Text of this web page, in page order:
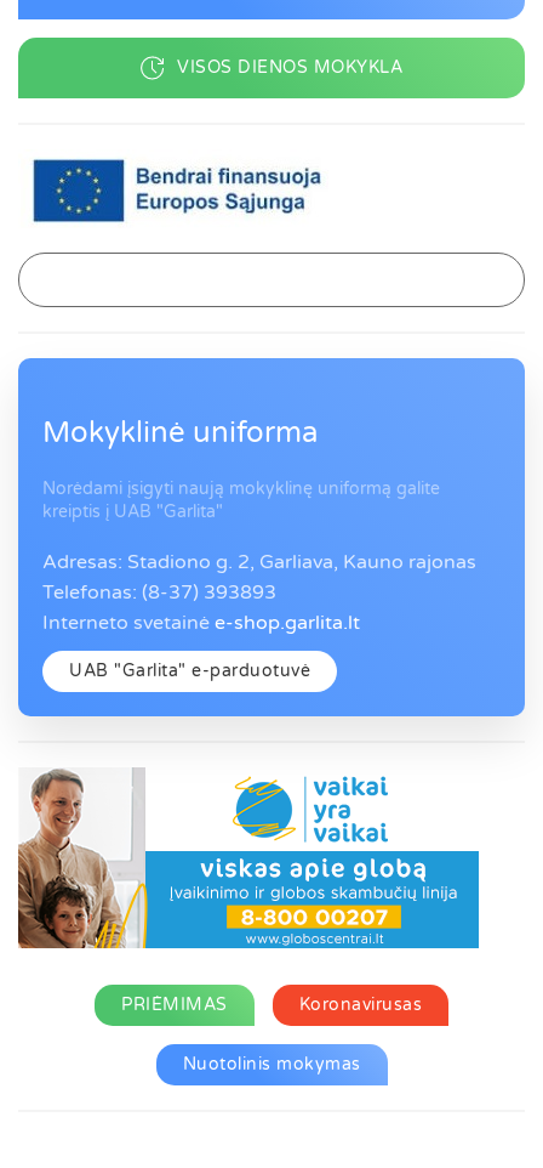
VISOS DIENOS MOKYKLA
Mokyklinė uniforma
Norėdami įsigyti naują mokyklinę uniformą galite
kreiptis į UAB "Garlita"
Adresas: Stadiono g. 2, Garliava, Kauno rajonas
Telefonas: (8-37) 393893
Interneto svetainė e-shop.garlita.lt
UAB "Garlita" e-parduotuvė
PRIĖMIMAS Koronavirusas
Nuotolinis mokymas